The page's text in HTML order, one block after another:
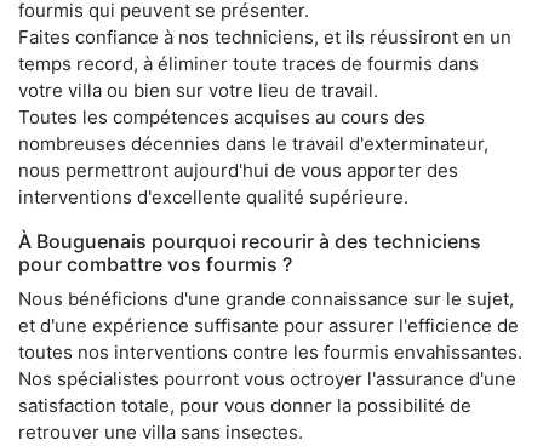
fourmis qui peuvent se présenter.
Faites confiance à nos techniciens, et ils réussiront en un
temps record, à éliminer toute traces de fourmis dans
votre villa ou bien sur votre lieu de travail.
Toutes les compétences acquises au cours des
nombreuses décennies dans le travail d'exterminateur,
nous permettront aujourd'hui de vous apporter des
interventions d'excellente qualité supérieure.
À Bouguenais pourquoi recourir à des techniciens
pour combattre vos fourmis ?
Nous bénéficions d'une grande connaissance sur le sujet,
et d'une expérience suffisante pour assurer l'efficience de
toutes nos interventions contre les fourmis envahissantes.
Nos spécialistes pourront vous octroyer l'assurance d'une
satisfaction totale, pour vous donner la possibilité de
retrouver une villa sans insectes.